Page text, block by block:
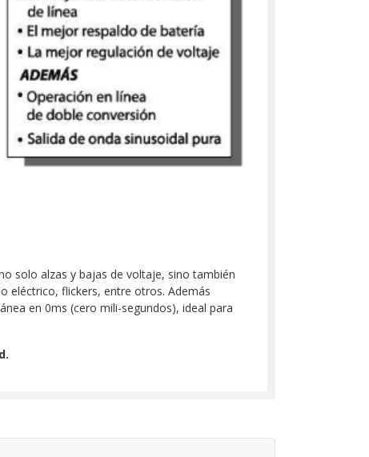
solo alzas y bajas de voltaje, sino también
eléctrico, flickers, entre otros. Además
en 0ms (cero mili-segundos), ideal para